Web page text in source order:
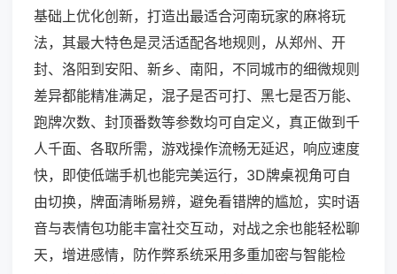
基础上优化创新，打造出最适合河南玩家的麻将玩
法，其最大特色是灵活适配各地规则，从郑州、开
封、洛阳到安阳、新乡、南阳，不同城市的细微规则
差异都能精准满足，混子是否可打、黑七是否万能、
跑牌次数、封顶番数等参数均可自定义，真正做到千
人千面、各取所需，游戏操作流畅无延迟，响应速度
快，即使低端手机也能完美运行，3D牌桌视角可自
由切换，牌面清晰易辨，避免看错牌的尴尬，实时语
音与表情包功能丰富社交互动，对战之余也能轻松聊
天，增进感情，防作弊系统采用多重加密与智能检